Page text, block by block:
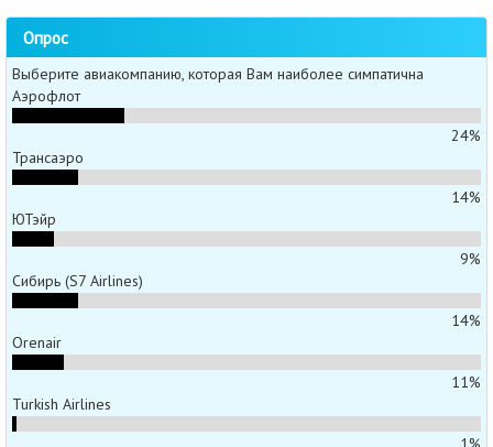
Опрос
Выберите авиакомпанию, которая Вам наиболее симпатична
Аэрофлот
24%
Трансаэро
14%
ЮТэйр
9%
Сибирь (S7 Airlines)
14%
Orenair
11%
Turkish Airlines